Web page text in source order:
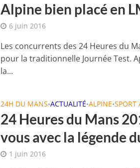
Alpine bien placé en
6 juin 2016
Les concurrents des 24 Heures du
pour la traditionnelle Journée Test.
la...
24H DU MANS•ACTUALITÉ•ALPINE•SPORT
24 Heures du Mans
vous avec la légende
1 juin 2016